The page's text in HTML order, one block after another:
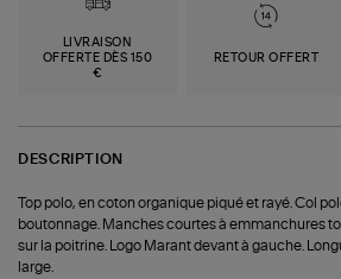
LIVRAISON
OFFERTE DÈS 150
€
RETOUR OFFERT
DESCRIPTION
Top polo, en coton organique piqué et rayé. Col
boutonnage. Manches courtes à emmanchures
sur la poitrine. Logo Marant devant à gauche.
large.